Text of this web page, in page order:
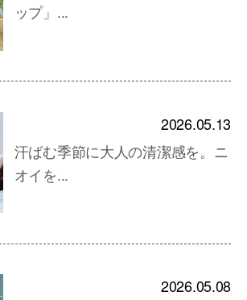
ップ」...
2026.05.13
汗ばむ季節に大人の清潔感を。ニ
オイを...
2026.05.08